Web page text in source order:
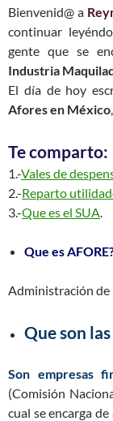
Bienvenid@ a
continuar
gente que se
Industria
El día de hoy
Afores en México
Te comparto:
1.-Vales de
2.-Reparto
3.-Que es el SUA.
Que es
Administración de
Que son
Son empresas
(Comisión
cual se encarga